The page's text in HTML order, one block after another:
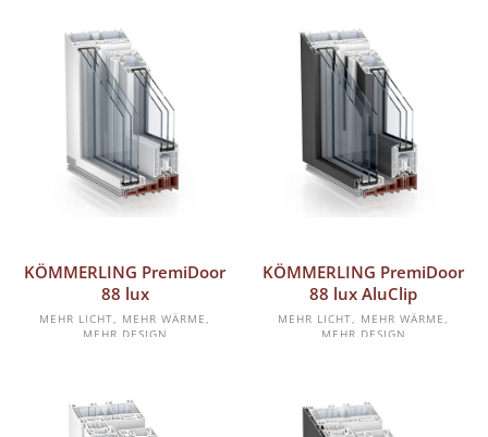
MEHR ERFAHREN
KÖMMERLING PremiDoor
88 lux
MEHR LICHT, MEHR WÄRME,
MEHR DESIGN
MEHR ERFAHREN
KÖMMERLING PremiDoor
88 lux AluClip
MEHR LICHT, MEHR WÄRME,
MEHR DESIGN